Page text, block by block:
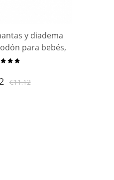
y diadema
para bebés,
de algodón
para bebés
€11,12